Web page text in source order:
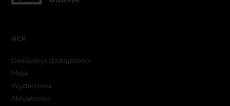
NCK
Deklaracja dostępności
Misja
Wydarzenia
Aktualności